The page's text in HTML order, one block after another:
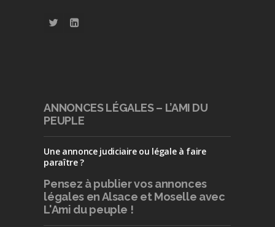
ANNONCES LÉGALES – L’AMI DU
PEUPLE
Une annonce judiciaire ou légale à faire
paraître ?
Pensez à publiervos annonces
légales en Alsace et Moselle avec
L'Ami du peuple !